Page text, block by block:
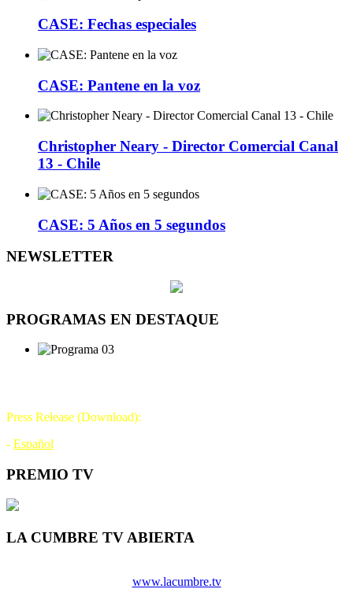
CASE: Fechas especiales
CASE: Pantene en la voz
Christopher Neary - Director Comercial Canal
13 - Chile
CASE: 5 Años en 5 segundos
NEWSLETTER
PROGRAMAS EN DESTAQUE
Press Release (Download):
- Español
PREMIO TV
LA CUMBRE TV ABIERTA
www.lacumbre.tv